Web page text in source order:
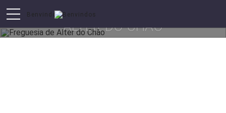
ALTER DO CHÃO